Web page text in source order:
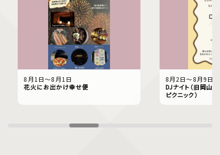
8月1日〜8月1日
花火にお出かけ幸せ便
8月2日〜8月9日
DJナイト（旧岡山
ピクニック）